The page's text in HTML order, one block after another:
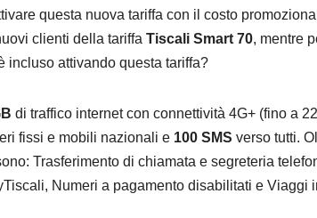
questa nuova tariffa con il costo
clienti della tariffa Tiscali Smart 70, mentre
incluso attivando questa tariffa?
di traffico internet con connettività 4G+ (fino a
fissi e mobili nazionali e 100 SMS verso tutti.
Trasferimento di chiamata e segreteria
Numeri a pagamento disabilitati e Viaggi